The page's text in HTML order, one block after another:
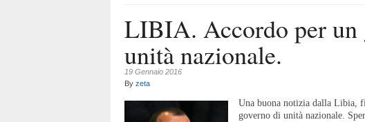
LIBIA. Accordo per un
unità nazionale.
19 Gennaio 2016
By zeta
Una buona notizia dalla Libia,
governo di unità nazionale.